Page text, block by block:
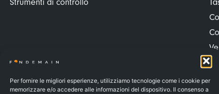
Per fornire le migliori esperienze, utilizziamo tecnologie come i cookie per
memorizzare e/o accedere alle informazioni del dispositivo. Il consenso a